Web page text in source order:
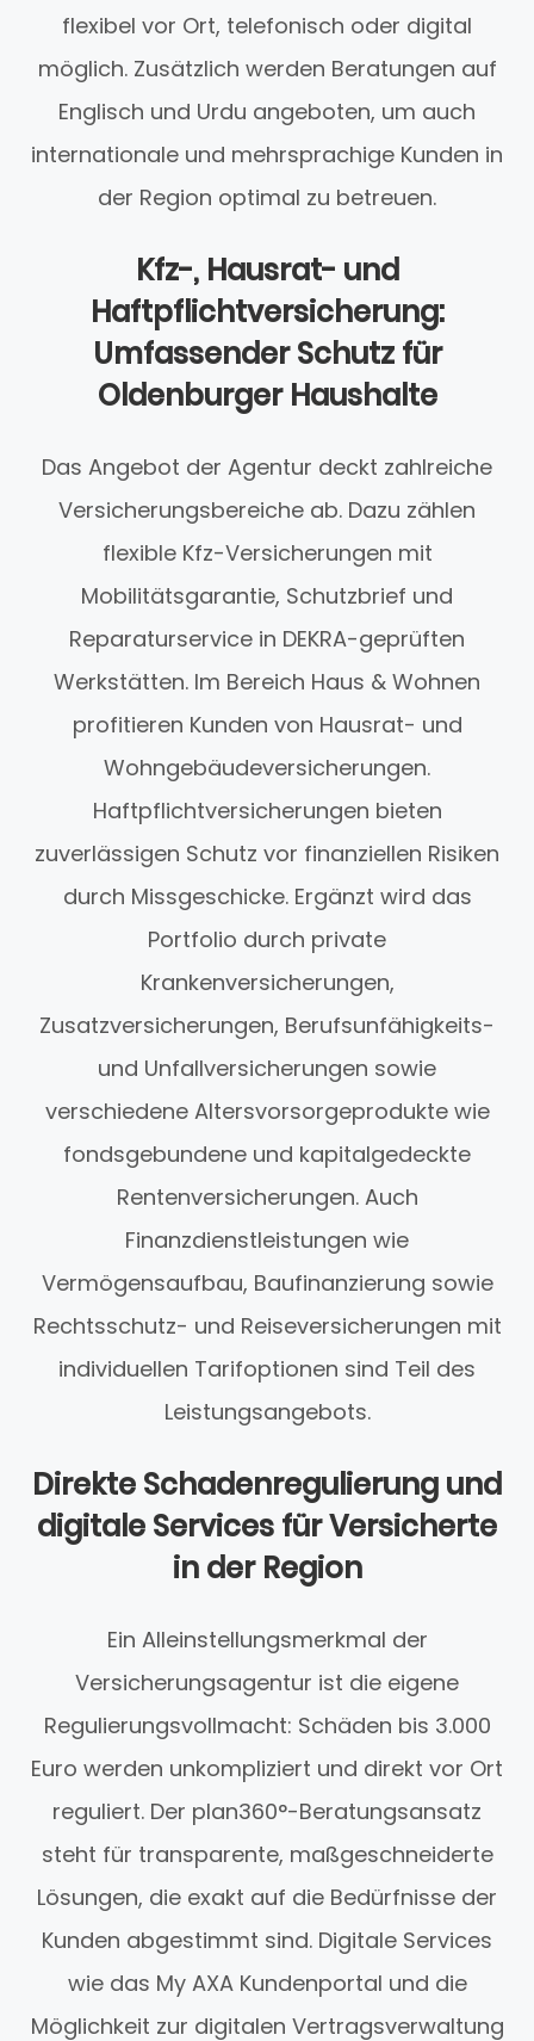
flexibel vor Ort, telefonisch oder digital
möglich. Zusätzlich werden Beratungen auf
Englisch und Urdu angeboten, um auch
internationale und mehrsprachige Kunden in
der Region optimal zu betreuen.
Kfz-, Hausrat- und
Haftpflichtversicherung:
Umfassender Schutz für
Oldenburger Haushalte
Das Angebot der Agentur deckt zahlreiche
Versicherungsbereiche ab. Dazu zählen
flexible Kfz-Versicherungen mit
Mobilitätsgarantie, Schutzbrief und
Reparaturservice in DEKRA-geprüften
Werkstätten. Im Bereich Haus & Wohnen
profitieren Kunden von Hausrat- und
Wohngebäudeversicherungen.
Haftpflichtversicherungen bieten
zuverlässigen Schutz vor finanziellen Risiken
durch Missgeschicke. Ergänzt wird das
Portfolio durch private
Krankenversicherungen,
Zusatzversicherungen, Berufsunfähigkeits-
und Unfallversicherungen sowie
verschiedene Altersvorsorgeprodukte wie
fondsgebundene und kapitalgedeckte
Rentenversicherungen. Auch
Finanzdienstleistungen wie
Vermögensaufbau, Baufinanzierung sowie
Rechtsschutz- und Reiseversicherungen mit
individuellen Tarifoptionen sind Teil des
Leistungsangebots.
Direkte Schadenregulierung und
digitale Services für Versicherte
in der Region
Ein Alleinstellungsmerkmal der
Versicherungsagentur ist die eigene
Regulierungsvollmacht: Schäden bis 3.000
Euro werden unkompliziert und direkt vor Ort
reguliert. Der plan360°-Beratungsansatz
steht für transparente, maßgeschneiderte
Lösungen, die exakt auf die Bedürfnisse der
Kunden abgestimmt sind. Digitale Services
wie das My AXA Kundenportal und die
Möglichkeit zur digitalen Vertragsverwaltung